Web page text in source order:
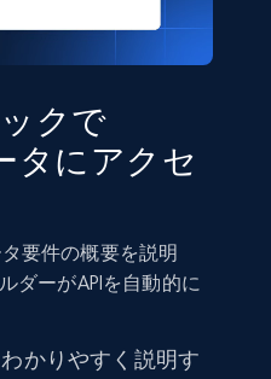
クで
タにアクセ
要件の概要を説明
ダーがAPIを自動的に
かりやすく説明す